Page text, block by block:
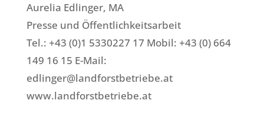
Aurelia Edlinger, MA
Presse und Öffentlichkeitsarbeit
Tel.: +43 (0)1 5330227 17 Mobil: +43 (0) 664
149 16 15 E-Mail:
edlinger@landforstbetriebe.at
www.landforstbetriebe.at